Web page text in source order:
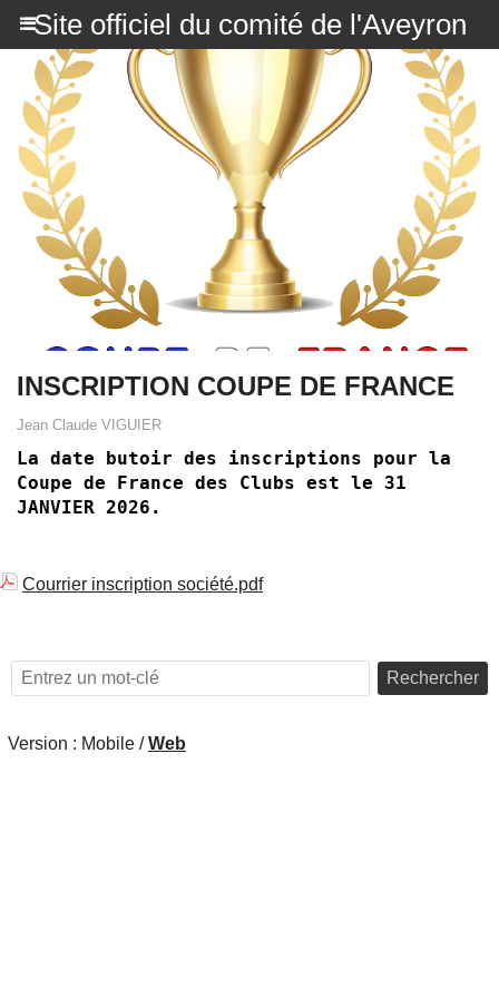
Site officiel du comité de l'Aveyron
INSCRIPTION COUPE DE FRANCE
Jean Claude VIGUIER
La date butoir des inscriptions pour la
Coupe de France des Clubs est le 31
JANVIER 2026.
Courrier inscription société.pdf
Rechercher
Version : Mobile /Web